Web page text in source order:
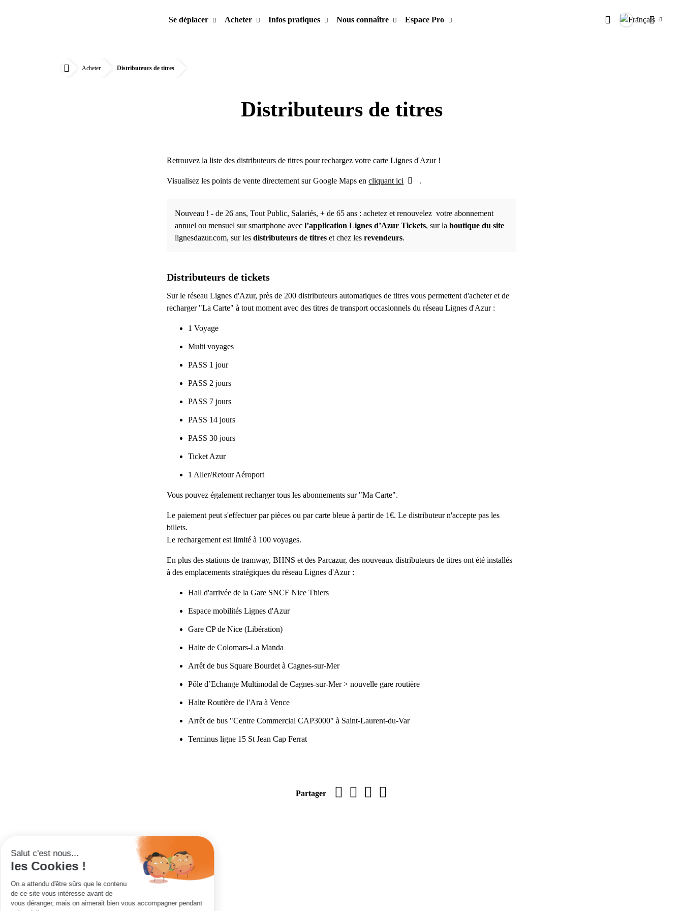
Se déplacer Acheter Infos pratiques Nous connaître Espace Pro
RechercherLangues
Acheter Distributeurs de titres
Distributeurs de titres
Retrouvez la liste des distributeurs de titres pour rechargez votre carte Lignes d'Azur !
Visualisez les points de vente directement sur Google Maps encliquant ici .
Nouveau ! - de 26 ans, Tout Public, Salariés, + de 65 ans : achetez et renouvelez votre abonnement
annuel ou mensuel sur smartphone avecl’application Lignes d’Azur Tickets, sur la boutique du site
lignesdazur.com, sur lesdistributeurs de titres et chez lesrevendeurs.
Distributeurs de tickets
Sur le réseau Lignes d'Azur, près de 200 distributeurs automatiques de titres vous permettent d'acheter et de
recharger "La Carte" à tout moment avec des titres de transport occasionnels du réseau Lignes d'Azur :
1 Voyage
Multi voyages
PASS 1 jour
PASS 2 jours
PASS 7 jours
PASS 14 jours
PASS 30 jours
Ticket Azur
1 Aller/Retour Aéroport
Vous pouvez également recharger tous les abonnements sur "Ma Carte".
Le paiement peut s'effectuer par pièces ou par carte bleue à partir de 1€. Le distributeur n'accepte pas les
billets.
Le rechargement est limité à 100 voyages.
En plus des stations de tramway, BHNS et des Parcazur, des nouveaux distributeurs de titres ont été installés
à des emplacements stratégiques du réseau Lignes d'Azur :
Hall d'arrivée de la Gare SNCF Nice Thiers
Espace mobilités Lignes d'Azur
Gare CP de Nice (Libération)
Halte de Colomars-La Manda
Arrêt de bus Square Bourdet à Cagnes-sur-Mer
Pôle d’Echange Multimodal de Cagnes-sur-Mer > nouvelle gare routière
Halte Routière de l'Ara à Vence
Arrêt de bus "Centre Commercial CAP3000" à Saint-Laurent-du-Var
Terminus ligne 15 St Jean Cap Ferrat
Partager Imprimer la page
sur Facebook
par WhatsApp